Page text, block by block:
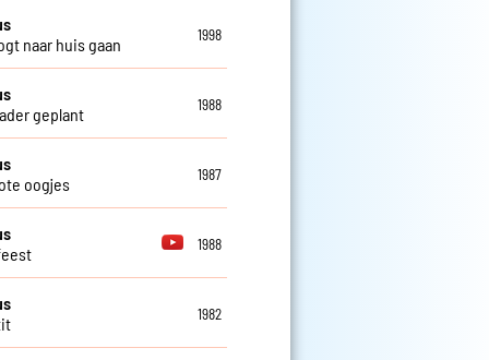
naar huis gaan
1998
geplant
1988
oogjes
1987
1988
1982